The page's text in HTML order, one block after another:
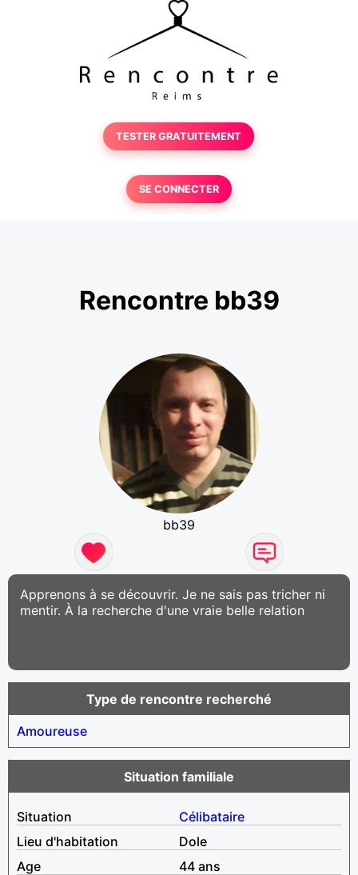
TESTER GRATUITEMENT
SE CONNECTER
Rencontre bb39
bb39
Apprenons à se découvrir. Je ne sais pas tricher ni
mentir. À la recherche d'une vraie belle relation
Type de rencontre recherché
Amoureuse
Situation familiale
Situation
Célibataire
Lieu d'habitation
Dole
Age
44 ans